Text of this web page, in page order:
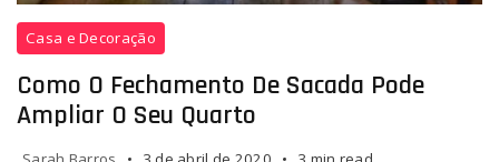
Fechamento
de
Sacada
|Casas
e
apartamentos
Casa e Decoração
Como O Fechamento De Sacada Pode
Ampliar O Seu Quarto